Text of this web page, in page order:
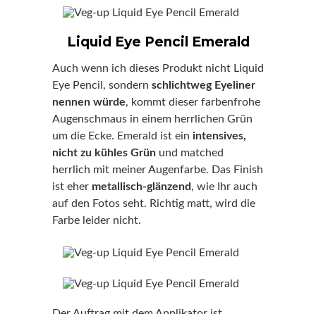
Liquid Eye Pencil Emerald
Auch wenn ich dieses Produkt nicht Liquid
Eye Pencil, sondern schlichtweg Eyeliner
nennen würde, kommt dieser farbenfrohe
Augenschmaus in einem herrlichen Grün
um die Ecke. Emerald ist ein intensives,
nicht zu kühles Grün und matched
herrlich mit meiner Augenfarbe. Das Finish
ist eher metallisch-glänzend, wie Ihr auch
auf den Fotos seht. Richtig matt, wird die
Farbe leider nicht.